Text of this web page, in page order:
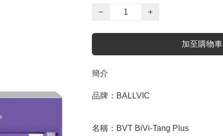
−
+
加至購物車
簡介
品牌：BALLVIC
名稱：BVT BiVi-Tang Plus